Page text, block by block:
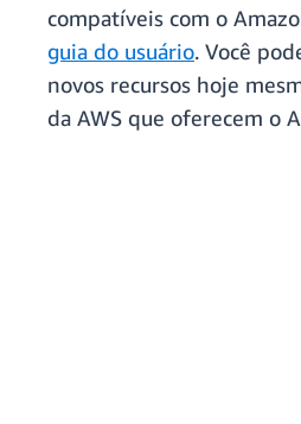
compatíveis com o
guia do usuário. Você
novos recursos hoje
da AWS que oferecem o